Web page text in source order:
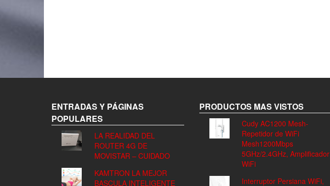
ENTRADAS Y PÁGINAS
POPULARES
LA REALIDAD DEL
ROUTER 4G DE
MOVISTAR – CUIDADO
KAMTRON LA MEJOR
BASCULA INTELIGENTE
PRODUCTOS MAS VISTOS
Cudy AC1200 Mesh-
Repetidor de WiFi
Mesh1200Mbps
5GHz/2.4GHz, Amplificador
WiFi
Interruptor Persiana WiFi,